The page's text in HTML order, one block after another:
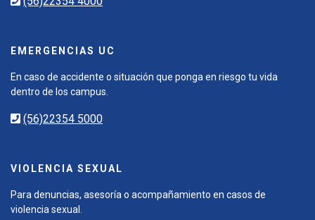
EMERGENCIAS UC
En caso de accidente o situación que ponga en riesgo tu vida
dentro de los campus.
(56)22354 5000
VIOLENCIA SEXUAL
Para denuncias, asesoría o acompañamiento en casos de
violencia sexual.